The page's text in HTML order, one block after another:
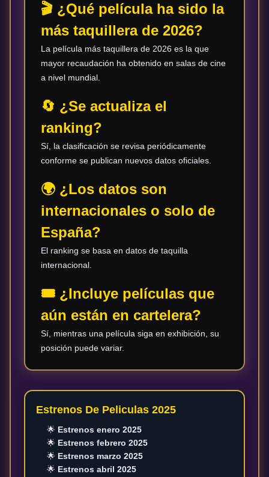
🎬 ¿Qué película ha sido la
más taquillera de 2026?
La película más taquillera de 2026 es la que
mayor recaudación ha obtenido en salas de cine
a nivel mundial.
🔄 ¿Se actualiza el
ranking?
Sí, la clasificación se revisa periódicamente
conforme se publican nuevos datos oficiales.
🌍 ¿Los datos son
internacionales o solo de
España?
El ranking se basa en datos de taquilla
internacional.
🎟️ ¿Incluye películas que
aún están en cartelera?
Sí, mientras una película siga en exhibición, su
posición puede variar.
Estrenos De Peliculas 2025
🌟 Estrenos enero 2025
🌟 Estrenos febrero 2025
🌟 Estrenos marzo 2025
🌟 Estrenos abril 2025